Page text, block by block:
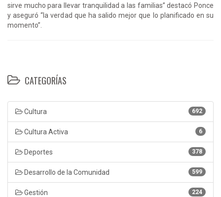
sirve mucho para llevar tranquilidad a las familias” destacó Ponce
y aseguró “la verdad que ha salido mejor que lo planificado en su
momento”.
CATEGORÍAS
692
Cultura
6
Cultura Activa
378
Deportes
599
Desarrollo de la Comunidad
224
Gestión